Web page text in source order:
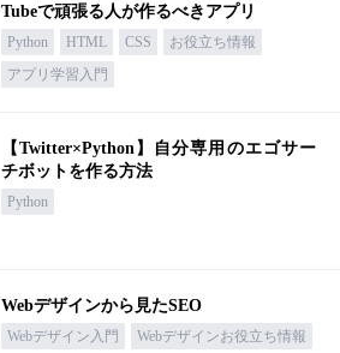
Tubeで頑張る人が作るべきアプリ
Python HTML CSS
お役立ち情報
アプリ学習入門
【Twitter×Python】自分専用のエゴサー
チボットを作る方法
Python
Webデザインから見たSEO
Webデザイン入門 Webデザインお役立ち情報